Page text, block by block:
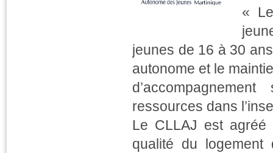
«
jeunes de 16 à 30
autonome et le
ressources dans
Le CLLAJ est
qualité du logement